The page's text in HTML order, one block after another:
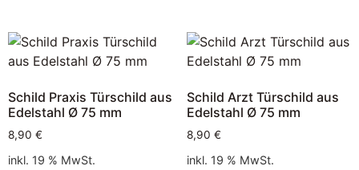
Schild Praxis Türschild aus
Edelstahl Ø 75 mm
8,90 €
inkl. 19 % MwSt.
Schild Arzt Türschild aus
Edelstahl Ø 75 mm
8,90 €
inkl. 19 % MwSt.